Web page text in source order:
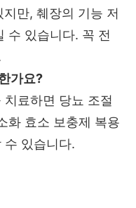
만, 췌장의 기능 저
수 있습니다. 꼭 전
가요?
료하면 당뇨 조절
화 효소 보충제 복용
수 있습니다.